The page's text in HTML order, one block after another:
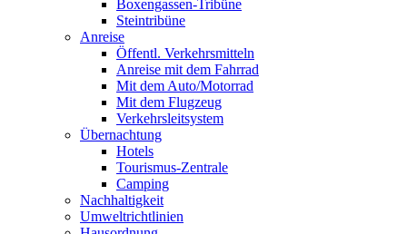
Boxengassen-Tribüne
Steintribüne
Anreise
Öffentl. Verkehrsmitteln
Anreise mit dem Fahrrad
Mit dem Auto/Motorrad
Mit dem Flugzeug
Verkehrsleitsystem
Übernachtung
Hotels
Tourismus-Zentrale
Camping
Nachhaltigkeit
Umweltrichtlinien